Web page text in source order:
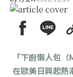
「下廚懶人包
在歐美日興起熱